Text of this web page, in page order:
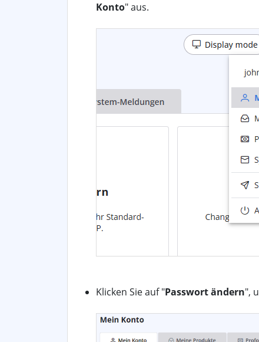
Konto" aus.
Klicken Sie auf "Passwort ändern",